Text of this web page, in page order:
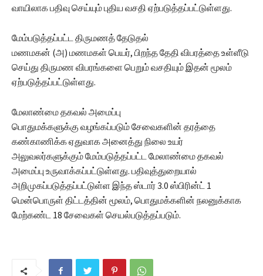
வாயிலாக பதிவு செய்யும் புதிய வசதி ஏற்படுத்தப்பட்டுள்ளது.
மேம்படுத்தப்பட்ட திருமணத் தேடுதல்
மணமகன் (அ) மணமகள் பெயர், பிறந்த தேதி விபரத்தை உள்ளீடு
செய்து திருமண விபரங்களை பெறும் வசதியும் இதன் மூலம்
ஏற்படுத்தப்பட்டுள்ளது.
மேலாண்மை தகவல் அமைப்பு
பொதுமக்களுக்கு வழங்கப்படும் சேவைகளின் தரத்தை
கண்காணிக்க ஏதுவாக அனைத்து நிலை உயர்
அலுவலர்களுக்கும் மேம்படுத்தப்பட்ட மேலாண்மை தகவல்
அமைப்பு உருவாக்கப்பட்டுள்ளது. பதிவுத்துறையால்
அறிமுகப்படுத்தப்பட்டுள்ள இந்த ஸ்டார் 3.0 ஸ்பிரின்ட் 1
மென்பொருள் திட்டத்தின் மூலம், பொதுமக்களின் நலனுக்காக
மேற்கண்ட 18 சேவைகள் செயல்படுத்தப்படும்.